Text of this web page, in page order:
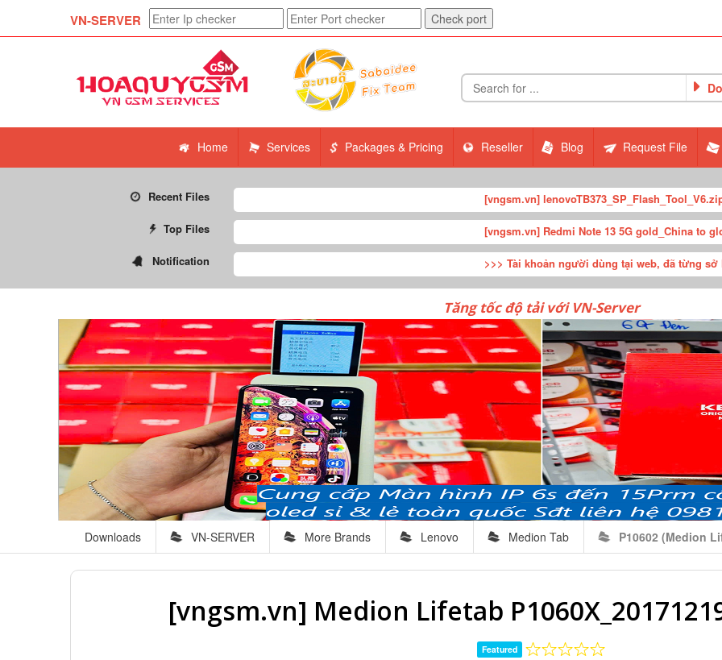
VN-SERVER
Home Services Packages & Pricing Reseller Blog Request File
Recent Files [vngsm.vn] lenovoTB373_SP_Flash_Tool_V6.zip FEATURED
Top Files
[vngsm.vn] Redmi Note 13 5G gold_China to
Notification
>>> Tài khoản người dùng tại web, đã từng sở hữu gói
Tăng tốc độ tải với VN-Server
Downloads VN-SERVER More Brands Lenovo Medion Tab P10602 (Medion
[vngsm.vn] Medion Lifetab
Featured